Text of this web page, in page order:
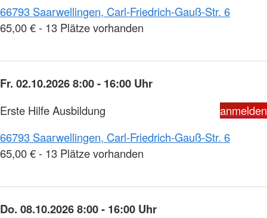
66793 Saarwellingen, Carl-Friedrich-Gauß-Str. 6
65,00 € - 13 Plätze vorhanden
Fr. 02.10.2026 8:00 - 16:00 Uhr
Erste Hilfe Ausbildung
anmelden
66793 Saarwellingen, Carl-Friedrich-Gauß-Str. 6
65,00 € - 13 Plätze vorhanden
Do. 08.10.2026 8:00 - 16:00 Uhr